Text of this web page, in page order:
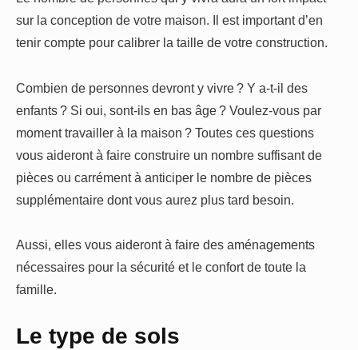
sur la conception de votre maison. Il est important d’en
tenir compte pour calibrer la taille de votre construction.
Combien de personnes devront y vivre ? Y a-t-il des
enfants ? Si oui, sont-ils en bas âge ? Voulez-vous par
moment travailler à la maison ? Toutes ces questions
vous aideront à faire construire un nombre suffisant de
pièces ou carrément à anticiper le nombre de pièces
supplémentaire dont vous aurez plus tard besoin.
Aussi, elles vous aideront à faire des aménagements
nécessaires pour la sécurité et le confort de toute la
famille.
Le type de sols